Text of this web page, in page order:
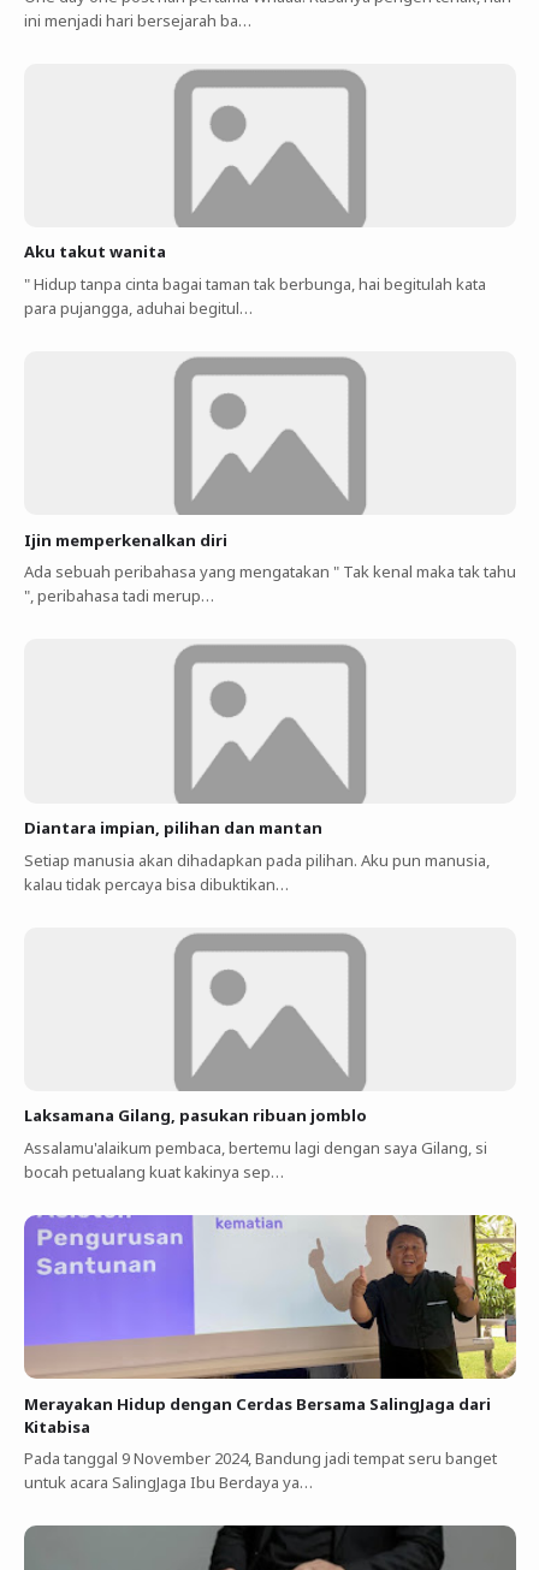
ini menjadi hari bersejarah ba…
Aku takut wanita
" Hidup tanpa cinta bagai taman tak berbunga, hai begitulah kata
para pujangga, aduhai begitul…
Ijin memperkenalkan diri
Ada sebuah peribahasa yang mengatakan " Tak kenal maka tak tahu
", peribahasa tadi merup…
Diantara impian, pilihan dan mantan
Setiap manusia akan dihadapkan pada pilihan. Aku pun manusia,
kalau tidak percaya bisa dibuktikan…
Laksamana Gilang, pasukan ribuan jomblo
Assalamu'alaikum pembaca, bertemu lagi dengan saya Gilang, si
bocah petualang kuat kakinya sep…
Merayakan Hidup dengan Cerdas Bersama SalingJaga dari
Kitabisa
Pada tanggal 9 November 2024, Bandung jadi tempat seru banget
untuk acara SalingJaga Ibu Berdaya ya…